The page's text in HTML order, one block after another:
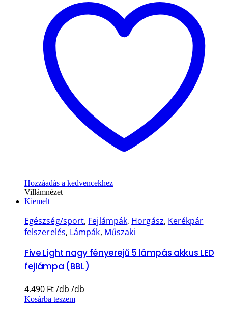
Hozzáadás a kedvencekhez
Villámnézet
Kiemelt
Egészség/sport, Fejlámpák, Horgász, Kerékpár
felszerelés, Lámpák, Műszaki
Five Light nagy fényerejű 5 lámpás akkus LED
fejlámpa (BBL)
4.490 Ft
Kosárba teszem